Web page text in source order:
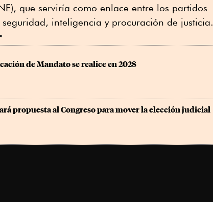
que serviría como enlace entre los partidos
inteligencia y procuración de justicia.
de Mandato se realice en 2028
propuesta al Congreso para mover la elección judicial